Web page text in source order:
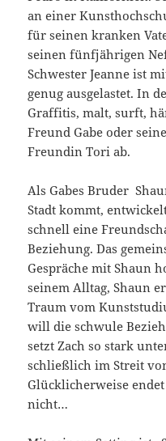
an einer
für seinen kranken
seinen fünfjährigen
Schwester Jeanne ist
genug ausgelastet. In
Graffitis, malt, surft,
Freund Gabe oder
Freundin Tori ab.
Als Gabes Bruder
Stadt kommt,
schnell eine
Beziehung. Das
Gespräche mit Shaun
seinem Alltag, Shaun
Traum vom
will die schwule
setzt Zach so stark
schließlich im Streit
Glücklicherweise
nicht…